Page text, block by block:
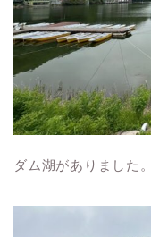
ダム湖がありました